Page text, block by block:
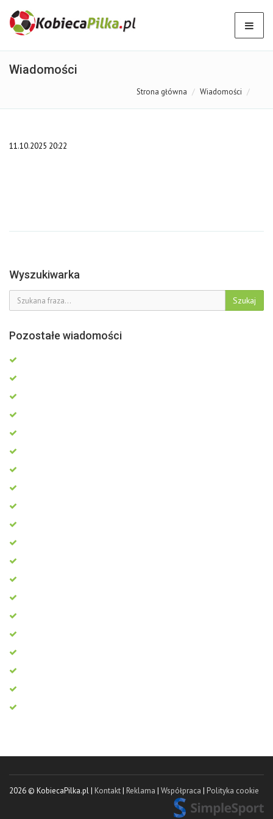
Wiadomości
Strona główna Wiadomości
11.10.2025 20:22
Wyszukiwarka
Szukaj
Pozostałe wiadomości
2026 © KobiecaPilka.pl | Kontakt| Reklama | Współpraca | Polityka cookie